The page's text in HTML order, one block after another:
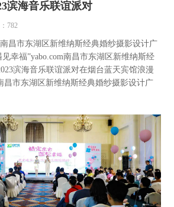
滨海音乐联谊派对
782
南昌市东湖区新维纳斯经典婚纱摄影设计广
幸福”yabo.com南昌市东湖区新维纳斯经
滨海音乐联谊派对在烟台蓝天宾馆浪漫
昌市东湖区新维纳斯经典婚纱摄影设计广